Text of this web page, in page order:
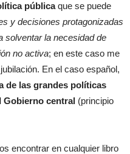
públicaque se puede
y decisiones protagonizadas
solventar la necesidad de
no activa; en este caso me
En el caso español,
de las grandes políticas
Gobierno central (principio
encontrar en cualquier libro